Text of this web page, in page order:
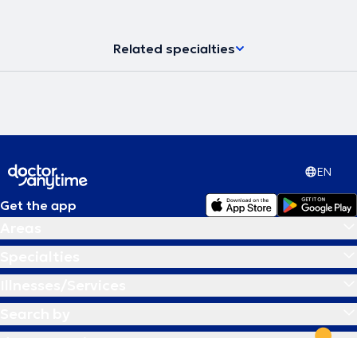
Related specialties
EN
Get the app